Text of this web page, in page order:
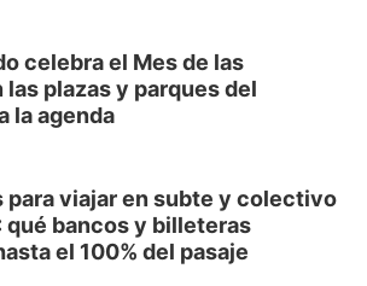
celebra el Mes de las
las plazas y parques del
la agenda
para viajar en subte y colectivo
qué bancos y billeteras
el 100% del pasaje